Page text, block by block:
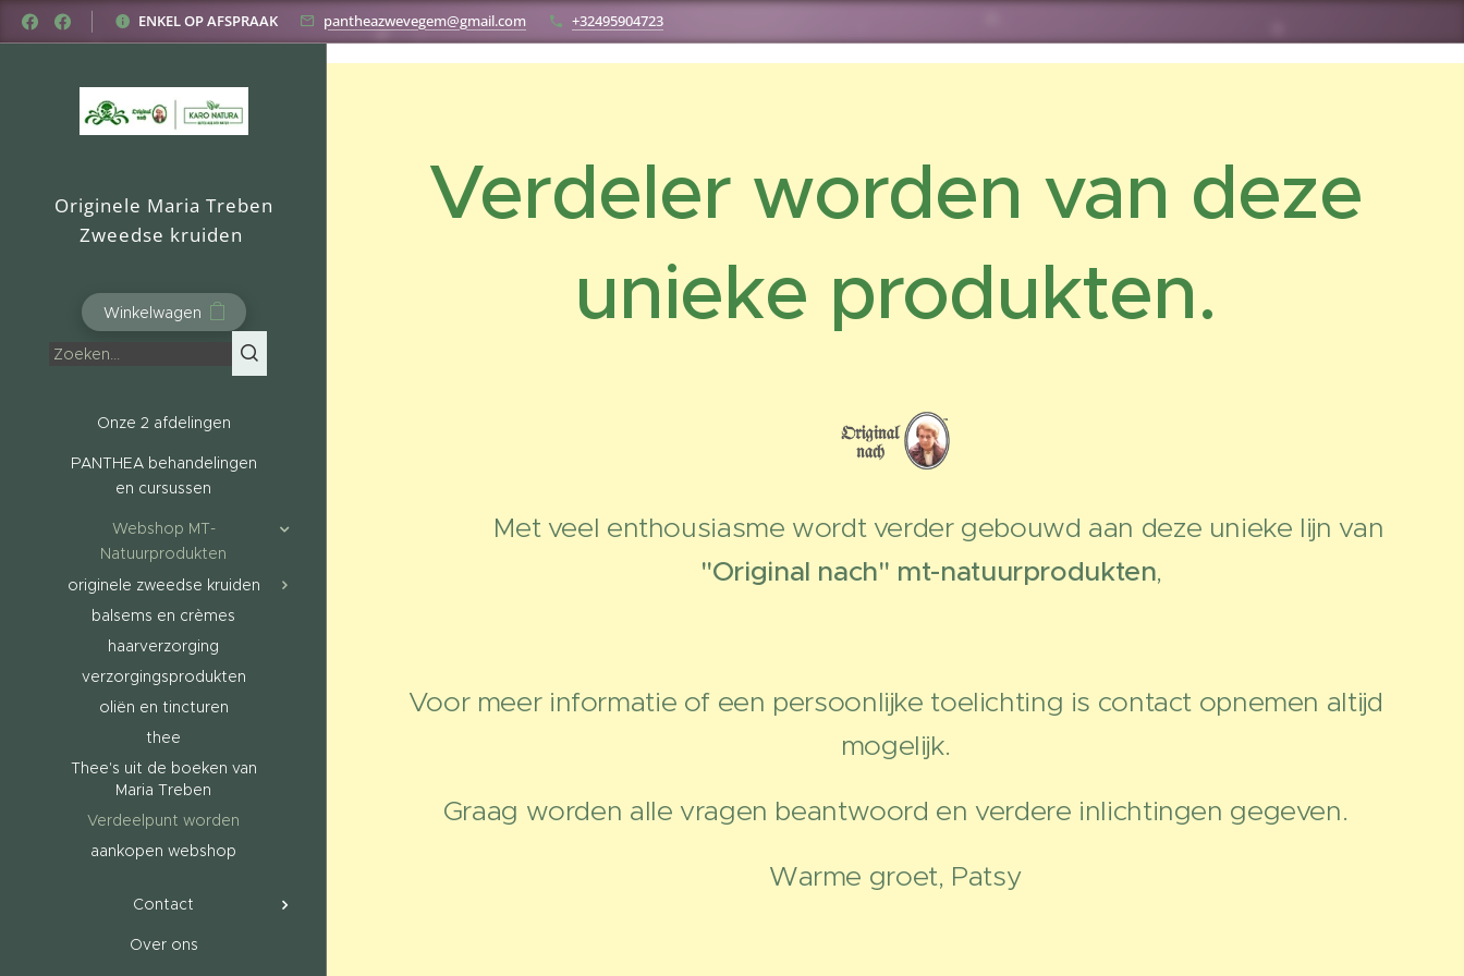
Original nach MT-natuurprodukten België
ENKEL OP AFSPRAAK pantheazwevegem@gmail.com +32495904723
Originele Maria Treben
Zweedse kruiden
Winkelwagen
Onze 2 afdelingen
PANTHEA behandelingen
en cursussen
Webshop MT-
Natuurprodukten
originele zweedse kruiden
balsems en crèmes
haarverzorging
verzorgingsprodukten
oliën en tincturen
thee
Thee's uit de boeken van
Maria Treben
Verdeelpunt worden
aankopen webshop
Contact
Over ons
Verdeler worden van deze
unieke produkten.
Met veel enthousiasme wordt verder gebouwd aan deze unieke lijn van
"Original nach" mt-natuurprodukten,
Voor meer informatie of een persoonlijke toelichting is contact opnemen altijd
mogelijk.
Graag worden alle vragen beantwoord en verdere inlichtingen gegeven.
Warme groet, Patsy